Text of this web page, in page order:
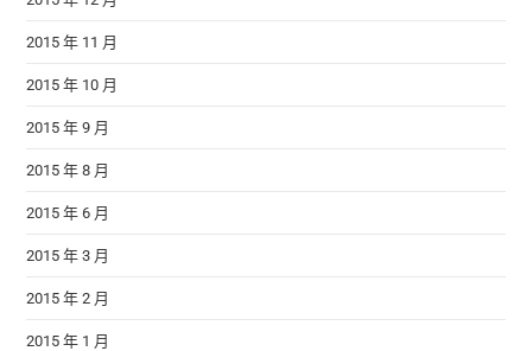
2015 年 11 月
2015 年 10 月
2015 年 9 月
2015 年 8 月
2015 年 6 月
2015 年 3 月
2015 年 2 月
2015 年 1 月